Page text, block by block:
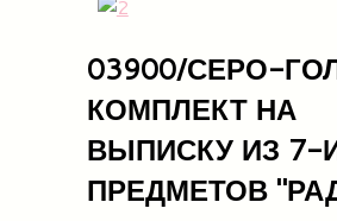
03900/СЕРО-
КОМПЛЕКТ НА
ВЫПИСКУ ИЗ 7-
ПРЕДМЕТОВ